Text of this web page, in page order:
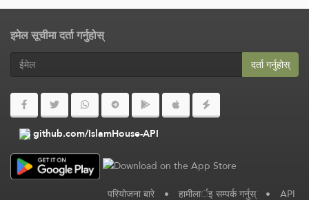
इमेल सूचीमा दर्ता गर्नुहोस्
दर्ता गर्नुहोस्
github.com/IslamHouse-API
परियोजना बारे • हामीलार्इ सम्पर्क गर्नुस् • API